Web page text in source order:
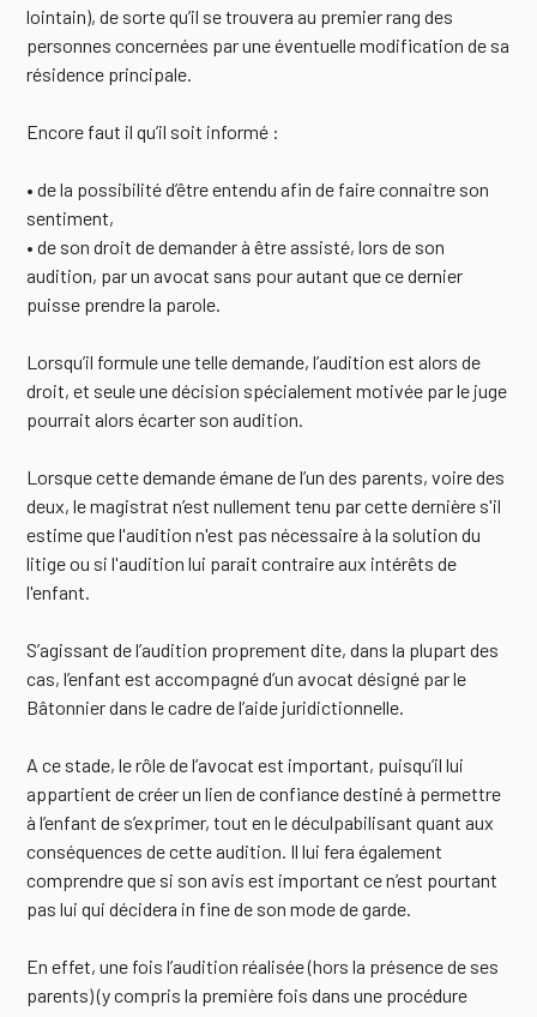
lointain), de sorte qu’il se trouvera au premier rang des
personnes concernées par une éventuelle modification de sa
résidence principale.
Encore faut il qu’il soit informé :
• de la possibilité d’être entendu afin de faire connaitre son
sentiment,
• de son droit de demander à être assisté, lors de son
audition, par un avocat sans pour autant que ce dernier
puisse prendre la parole.
Lorsqu’il formule une telle demande, l’audition est alors de
droit, et seule une décision spécialement motivée par le juge
pourrait alors écarter son audition.
Lorsque cette demande émane de l’un des parents, voire des
deux, le magistrat n’est nullement tenu par cette dernière s'il
estime que l'audition n'est pas nécessaire à la solution du
litige ou si l'audition lui parait contraire aux intérêts de
l'enfant.
S’agissant de l’audition proprement dite, dans la plupart des
cas, l’enfant est accompagné d’un avocat désigné par le
Bâtonnier dans le cadre de l’aide juridictionnelle.
A ce stade, le rôle de l’avocat est important, puisqu’il lui
appartient de créer un lien de confiance destiné à permettre
à l’enfant de s’exprimer, tout en le déculpabilisant quant aux
conséquences de cette audition. Il lui fera également
comprendre que si son avis est important ce n’est pourtant
pas lui qui décidera in fine de son mode de garde.
En effet, une fois l’audition réalisée (hors la présence de ses
parents) (y compris la première fois dans une procédure